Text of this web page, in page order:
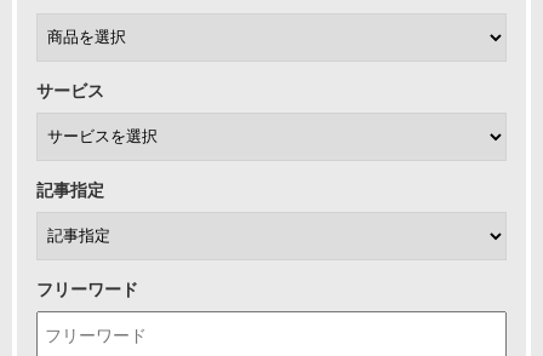
サービス
記事指定
フリーワード